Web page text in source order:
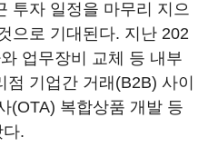
투자 일정을 마무리 지으
으로 기대된다. 지난 202
업무장비 교체 등 내부
기업간 거래(B2B) 사이
(OTA) 복합상품 개발 등
.